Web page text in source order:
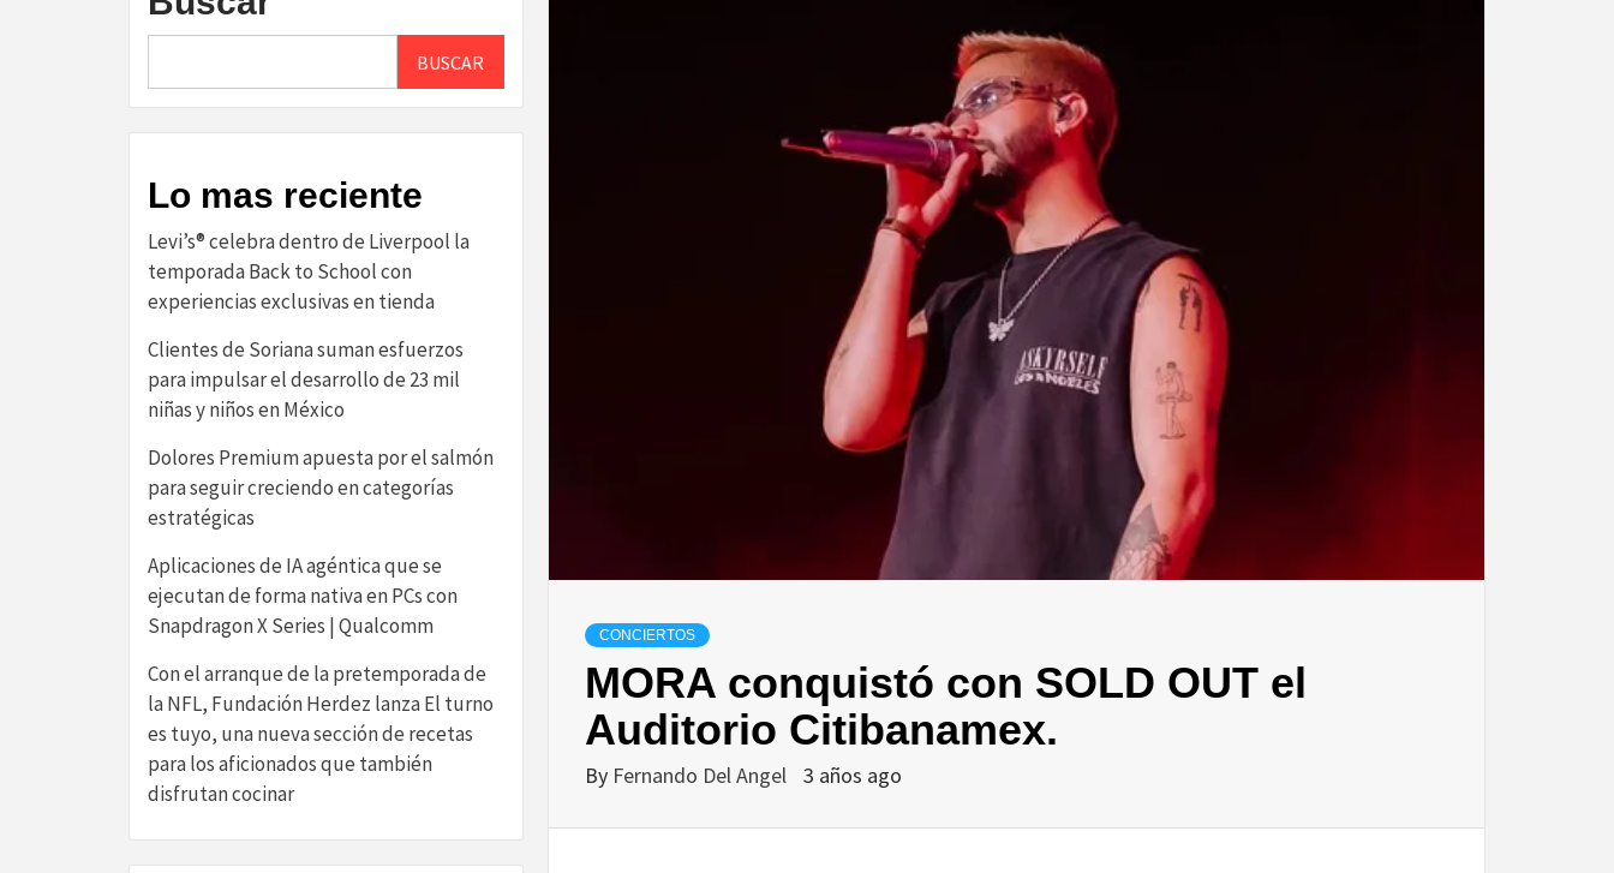
CONCIERTOS
MORA conquistó con SOLD OUT el
Auditorio Citibanamex.
By Fernando Del Angel 3 años ago
BUSCAR
Lo mas reciente
Levi’s® celebra dentro de Liverpool la
temporada Back to School con
experiencias exclusivas en tienda
Clientes de Soriana suman esfuerzos
para impulsar el desarrollo de 23 mil
niñas y niños en México
Dolores Premium apuesta por el salmón
para seguir creciendo en categorías
estratégicas
Aplicaciones de IA agéntica que se
ejecutan de forma nativa en PCs con
Snapdragon X Series | Qualcomm
Con el arranque de la pretemporada de
la NFL, Fundación Herdez lanza El turno
es tuyo, una nueva sección de recetas
para los aficionados que también
disfrutan cocinar